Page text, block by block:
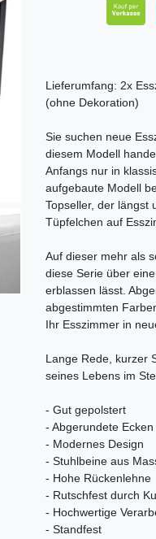
Lieferumfang: 2x
(ohne Dekoration)
Sie suchen neue
diesem Modell
Anfangs nur in
aufgebaute Modell
Topseller, der längst
Tüpfelchen auf
Auf dieser mehr als
diese Serie über
erblassen lässt.
abgestimmten
Ihr Esszimmer in
Lange Rede, kurzer
seines Lebens im
- Gut gepolstert
- Abgerundete
- Modernes Design
- Stuhlbeine aus
- Hohe Rückenlehne
- Rutschfest durch
- Hochwertige
- Standfest